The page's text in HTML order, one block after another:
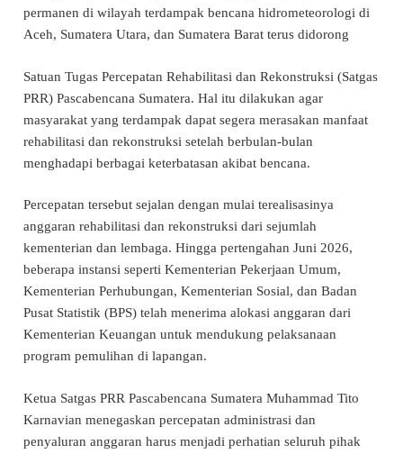
permanen di wilayah terdampak bencana hidrometeorologi di
Aceh, Sumatera Utara, dan Sumatera Barat terus didorong
Satuan Tugas Percepatan Rehabilitasi dan Rekonstruksi (Satgas
PRR) Pascabencana Sumatera. Hal itu dilakukan agar
masyarakat yang terdampak dapat segera merasakan manfaat
rehabilitasi dan rekonstruksi setelah berbulan-bulan
menghadapi berbagai keterbatasan akibat bencana.
Percepatan tersebut sejalan dengan mulai terealisasinya
anggaran rehabilitasi dan rekonstruksi dari sejumlah
kementerian dan lembaga. Hingga pertengahan Juni 2026,
beberapa instansi seperti Kementerian Pekerjaan Umum,
Kementerian Perhubungan, Kementerian Sosial, dan Badan
Pusat Statistik (BPS) telah menerima alokasi anggaran dari
Kementerian Keuangan untuk mendukung pelaksanaan
program pemulihan di lapangan.
Ketua Satgas PRR Pascabencana Sumatera Muhammad Tito
Karnavian menegaskan percepatan administrasi dan
penyaluran anggaran harus menjadi perhatian seluruh pihak